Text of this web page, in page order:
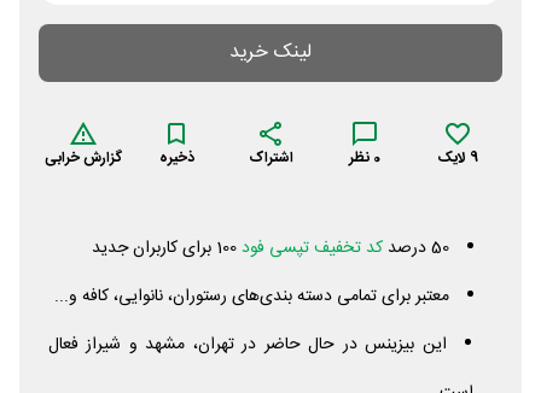
لینک خرید
9 لایک 0 نظر اشتراک ذخیره گزارش خرابی
50 درصد کد تخفیف تپسی فود
معتبر برای تمامی دسته بندی‌های رستوران، نانوایی، کافه و...
این بیزینس در حال حاضر در تهران، مشهد و شیراز فعال